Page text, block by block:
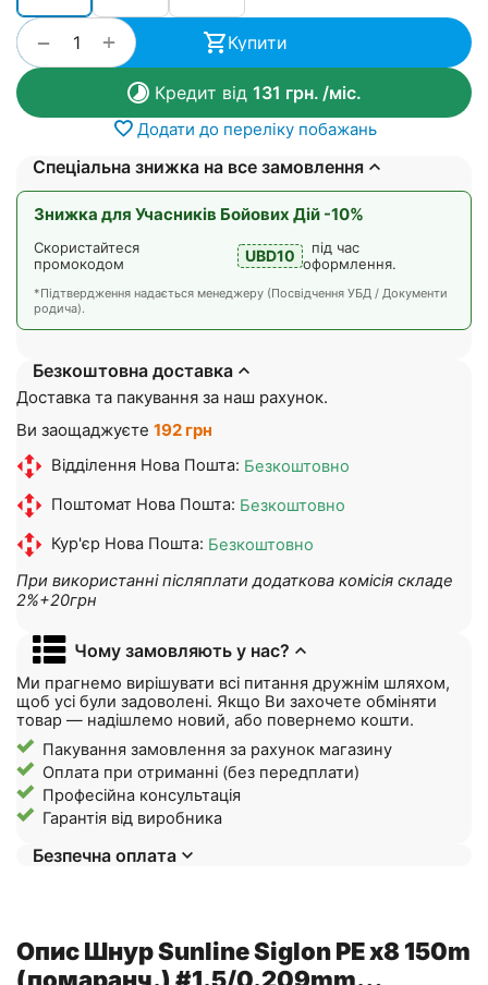
+
− Купити
Кредит від 131 грн. /міс.
Додати до переліку побажань
Спеціальна знижка на все замовлення
Знижка для Учасників Бойових Дій -10%
Скористайтеся
промокодом
UBD10
під час
оформлення.
*Підтвердження надається менеджеру (Посвідчення УБД / Документи
родича).
Безкоштовна доставка
Доставка та пакування за наш рахунок.
Ви заощаджуєте 192 грн
Відділення Нова Пошта: Безкоштовно
Поштомат Нова Пошта: Безкоштовно
Кур'єр Нова Пошта: Безкоштовно
При використанні післяплати додаткова комісія складе
2%+20грн
Чому замовляють у нас?
Ми прагнемо вирішувати всі питання дружнім шляхом,
щоб усі були задоволені. Якщо Ви захочете обміняти
товар — надішлемо новий, або повернемо кошти.
Пакування замовлення за рахунок магазину
Оплата при отриманні (без передплати)
Професійна консультація
Гарантія від виробника
Безпечна оплата
Опис Шнур Sunline Siglon PE х8 150m